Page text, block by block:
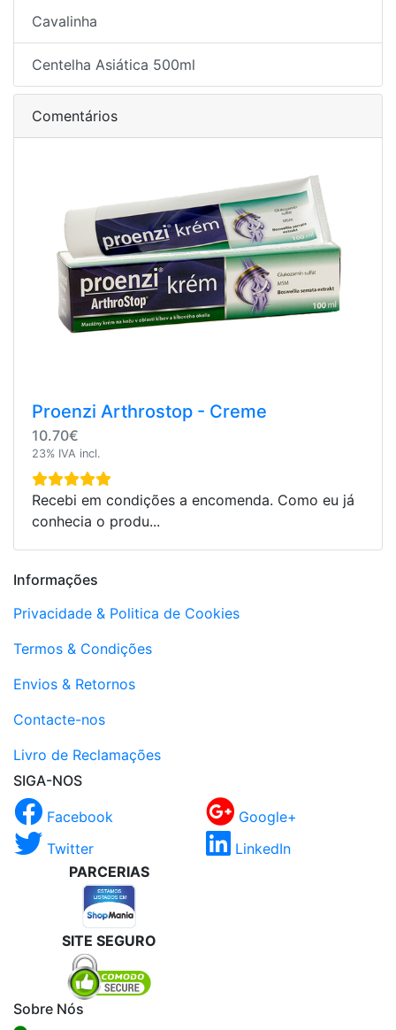
Cavalinha
Centelha Asiática 500ml
Comentários
Proenzi Arthrostop - Creme
10.70€
23% IVA incl.
Recebi em condições a encomenda. Como eu já
conhecia o produ...
Informações
Privacidade & Politica de Cookies
Termos & Condições
Envios & Retornos
Contacte-nos
Livro de Reclamações
SIGA-NOS
Facebook
Google+
Twitter
LinkedIn
PARCERIAS
SITE SEGURO
Sobre Nós